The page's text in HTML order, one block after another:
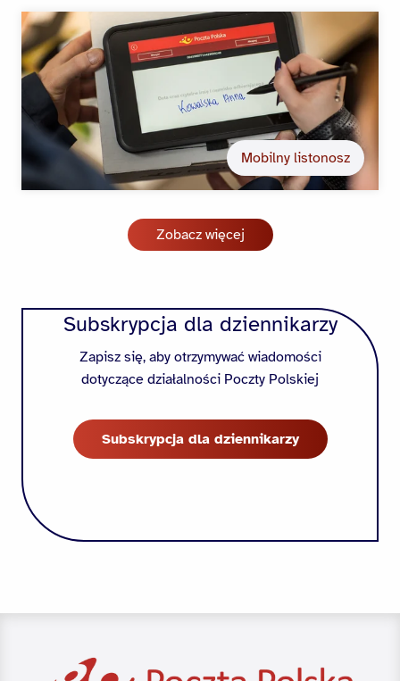
Mobilny listonosz
Zobacz więcej
Subskrypcja dla dziennikarzy
Zapisz się, aby otrzymywać wiadomości
dotyczące działalności Poczty Polskiej
Subskrypcja dla dziennikarzy